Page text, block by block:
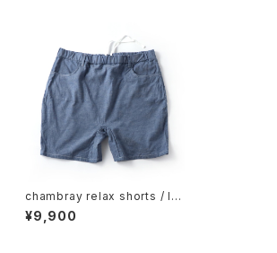
chambray relax shorts / lo
cal creation [ blue ]
¥9,900